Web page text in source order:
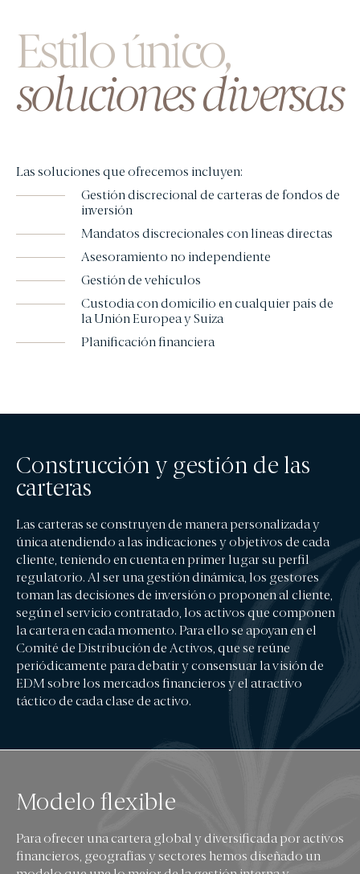
RENTA FIJA
EDM Ahorro FI
EDM Renta FI
EDM International - Credit Portfolio
EDM Renta Fija Horizonte 2,5 años FI
EDM Horizonte 3 años FI
EDM International - Alterna Renta Fija
RENTA MIXTA
EDM International - Flexible Fund
Fondomutua pensiones DOS
Hercasol, S.A., SICAV
Infanzón de Bergua SIL, S.A.
Union Inversora Patrimonial, S.A., SICAV
Actualidad
EL OFICIO DE INVERTIR
PRENSA
ANUNCIOS CORPORATIVOS
NUESTROS INFORMES
Estilo único,
soluciones diversas
Las soluciones que ofrecemos incluyen:
Gestión discrecional de carteras de fondos de
inversión
Mandatos discrecionales con líneas directas
Asesoramiento no independiente
Gestión de vehículos
Custodia con domicilio en cualquier país de
la Unión Europea y Suiza
Planificación financiera
Construcción y gestión de las
carteras
Las carteras se construyen de manera personalizada y
única atendiendo a las indicaciones y objetivos de cada
cliente, teniendo en cuenta en primer lugar su perfil
regulatorio. Al ser una gestión dinámica, los gestores
toman las decisiones de inversión o proponen al cliente,
según el servicio contratado, los activos que componen
la cartera en cada momento. Para ello se apoyan en el
Comité de Distribución de Activos, que se reúne
periódicamente para debatir y consensuar la visión de
EDM sobre los mercados financieros y el atractivo
táctico de cada clase de activo.
Modelo flexible
Para ofrecer una cartera global y diversificada por activos
financieros, geografías y sectores hemos diseñado un